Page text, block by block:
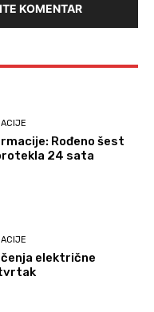
KOMENTAR
Rođeno šest
24 sata
električne